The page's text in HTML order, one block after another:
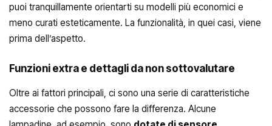
puoi tranquillamente orientarti su modelli più economici e
meno curati esteticamente. La funzionalità, in quei casi, viene
prima dell’aspetto.
Funzioni extra e dettagli da non sottovalutare
Oltre ai fattori principali, ci sono una serie di caratteristiche
accessorie che possono fare la differenza. Alcune